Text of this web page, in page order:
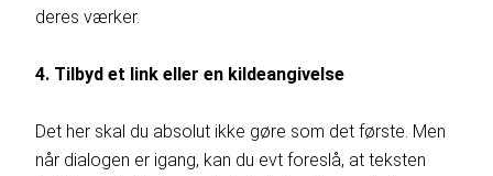
deres værker.
4. Tilbyd et link eller en kildeangivelse
Det her skal du absolut ikke gøre som det første. Men
når dialogen er igang, kan du evt foreslå, at teksten